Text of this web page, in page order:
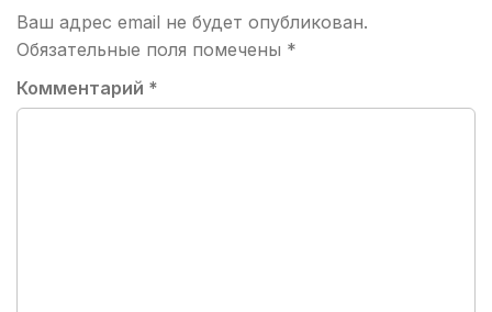
Ваш адрес email не будет опубликован.
Обязательные поля помечены *
Комментарий *